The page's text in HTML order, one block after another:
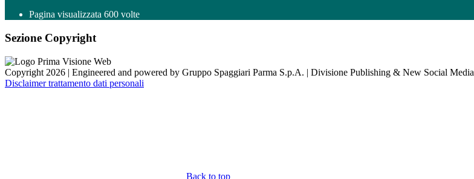
Pagina visualizzata 600 volte
Sezione Copyright
Copyright 2026 | Engineered and powered by Gruppo Spaggiari Parma S.p.A. | Divisione Publishing & New Social Media
Disclaimer trattamento dati personali
Back to top